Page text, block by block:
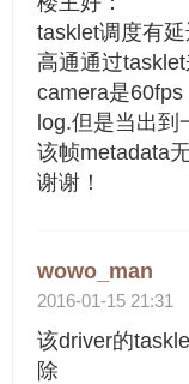
tasklet调度有
高通通过
camera是
log.但是当出到
该帧metadata
谢谢！
wowo_man
2016-01-15 21:31
该driver的
除